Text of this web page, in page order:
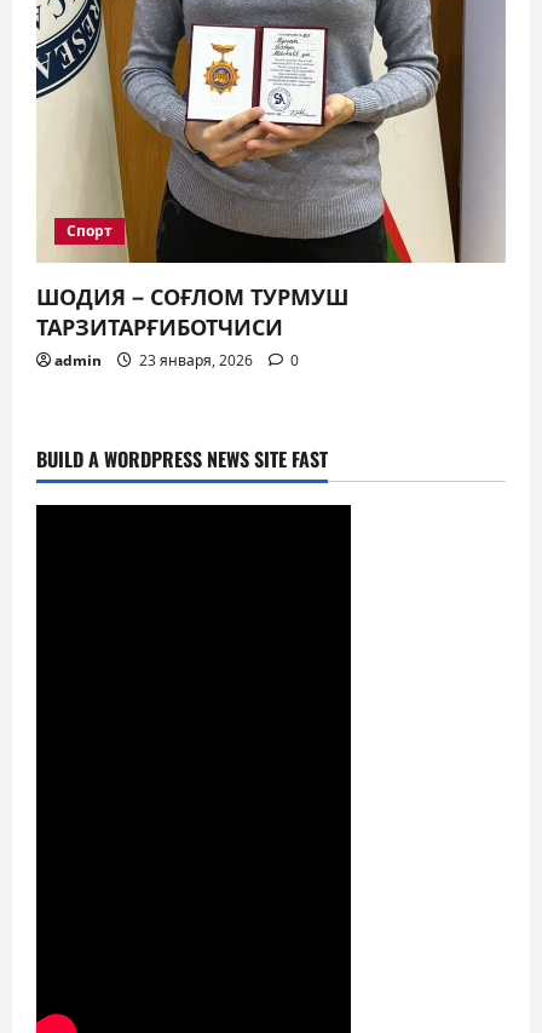
Спорт
ШОДИЯ – СОҒЛОМ ТУРМУШ
ТАРЗИТАРҒИБОТЧИСИ
admin 23 января, 2026 0
BUILD A WORDPRESS NEWS SITE FAST